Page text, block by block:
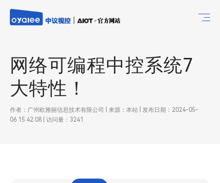
网络可编程中控系统7
大特性！
作者：广州欧雅丽信息技术有限公司 | 来源：本站 | 发布日期：2024-05-
06 15:42:08 | 访问量：3241